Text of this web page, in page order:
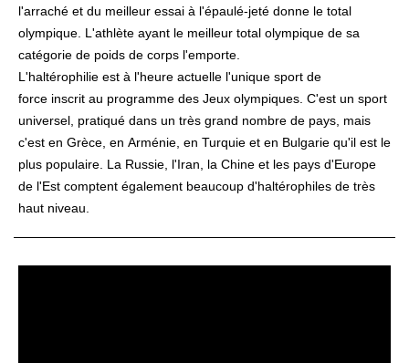
l'arraché et du meilleur essai à l'épaulé-jeté donne le total
olympique. L'athlète ayant le meilleur total olympique de sa
catégorie de poids de corps l'emporte.
L'haltérophilie est à l'heure actuelle l'unique sport de
force inscrit au programme des Jeux olympiques. C'est un sport
universel, pratiqué dans un très grand nombre de pays, mais
c'est en Grèce, en Arménie, en Turquie et en Bulgarie qu'il est le
plus populaire. La Russie, l'Iran, la Chine et les pays d'Europe
de l'Est comptent également beaucoup d'haltérophiles de très
haut niveau.